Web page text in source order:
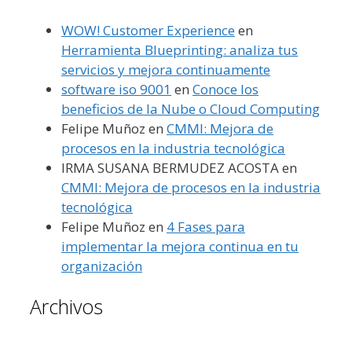
WOW! Customer Experienceen
Herramienta Blueprinting: analiza tus
servicios y mejora continuamente
software iso 9001 en Conoce los
beneficios de la Nube o Cloud Computing
Felipe Muñoz en CMMI: Mejora de
procesos en la industria tecnológica
IRMA SUSANA BERMUDEZ ACOSTAen
CMMI: Mejora de procesos en la industria
tecnológica
Felipe Muñoz en 4 Fases para
implementar la mejora continua en tu
organización
Archivos